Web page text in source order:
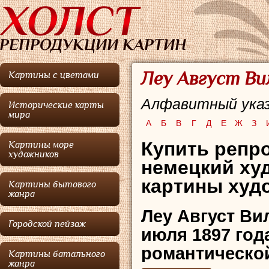
Картины с цветами
Исторические карты
мира
Картины море
художников
Картины бытового
жанра
Городской пейзаж
Картины батального
жанра
Леу Август
Алфавитный
А Б В Г Д Е Ж З
Купить
немецкий
картины
Леу Август
июля 1897